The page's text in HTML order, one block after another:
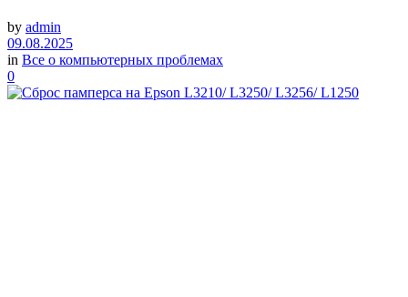
by admin
09.08.2025
in Все о компьютерных проблемах
0